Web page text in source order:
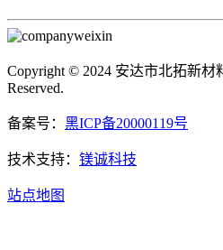
Copyright © 2024 安达市北拓新材
Reserved.
备案号： 黑ICP备20000119号
技术支持： 镁诚科技
站点地图